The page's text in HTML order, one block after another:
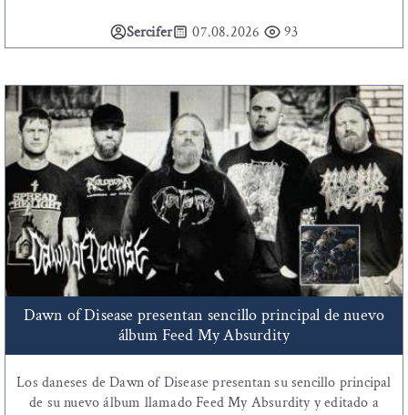
Sercifer 07.08.2026 93
Dawn of Disease presentan sencillo principal de nuevo
álbum Feed My Absurdity
Los daneses de Dawn of Disease presentan su sencillo principal
de su nuevo álbum llamado Feed My Absurdity y editado a